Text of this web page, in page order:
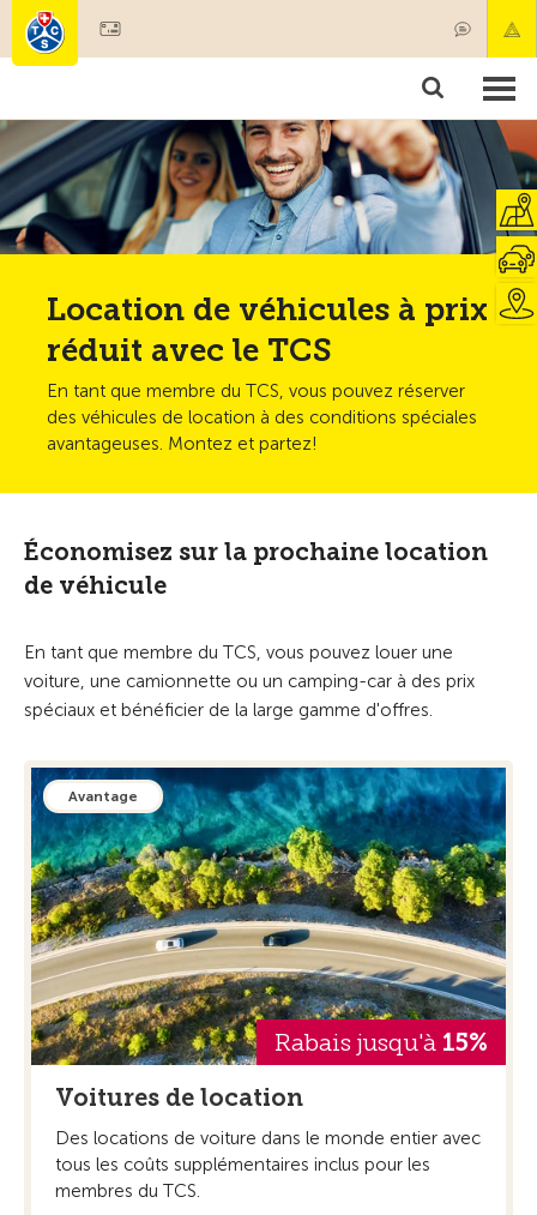
Membres & prestations
Tests, sécurité & santé
Location de véhicules à prix
réduit avec le TCS
En tant que membre du TCS, vous pouvez réserver
des véhicules de location à des conditions spéciales
avantageuses. Montez et partez!
Économisez sur la prochaine location
de véhicule
En tant que membre du TCS, vous pouvez louer une
voiture, une camionnette ou un camping-car à des prix
spéciaux et bénéficier de la large gamme d'offres.
Avantage
Rabais jusqu'à 15%
Voitures de location
Des locations de voiture dans le monde entier avec
tous les coûts supplémentaires inclus pour les
membres du TCS.